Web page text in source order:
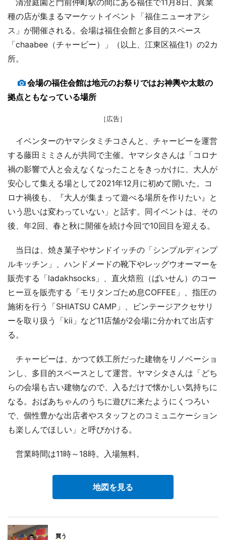
種の店が集まるマーケットイベント「福住ニューオアシ
ス」が開催される。会場は福住会館と多目的スペース
「chaabee（チャービー）」（以上、江東区福住1）の2カ
所。
会場の福住会館は地元のお祭りではお神輿や太鼓の
拠点ともなっている場所
［広告］
イベンターのヤマシタミチコさんと、チャービーを運営
する藤田ミミさんが共同で主催。ヤマシタさんは「コロナ
禍の影響で人と会えなくなったことをきっかけに、大人が
安心して集える場として2021年12月に初めて開いた。コ
ロナ禍後も、『大人が集まって遊べる場所を作りたい』と
いう思いは変わっていない」と話す。同イベントは、その
後、年2回、春と秋に開催を続け今回で10回目を迎える。
当日は、焼き菓子やサンドイッチの「シンプルディンプ
ルキッチン」、ハンドメードの靴下やレッグウオーマーを
販売する「ladakhsocks」、直火焙煎（ばいせん）のコー
ヒー豆を販売する「モリタンゴため息COFFEE」、指圧の
施術を行う「SHIATSU CAMP」、ビンテージアクセサリ
ーを取り扱う「kii」など11店舗が2会場に分かれて出店す
る。
チャービーは、かつて鉄工所だった建物をリノベーショ
ンし、多目的スペースとして運営。ヤマシタさんは「どち
らの会場も古い建物なので、入るだけで懐かしい気持ちに
なる。おばあちゃんのうちに遊びに来たようにくつろい
で、個性豊かな出店者やスタッフとのコミュニケーション
も楽しんでほしい」と呼びかける。
営業時間は11時～18時。入場無料。
地図を見る
買う